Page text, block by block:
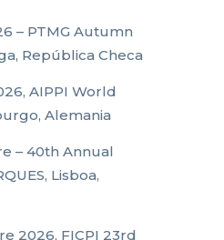
– PTMG Autumn
República Checa
AIPPI World
Alemania
– 40th Annual
Lisboa,
2026, FICPI 23rd